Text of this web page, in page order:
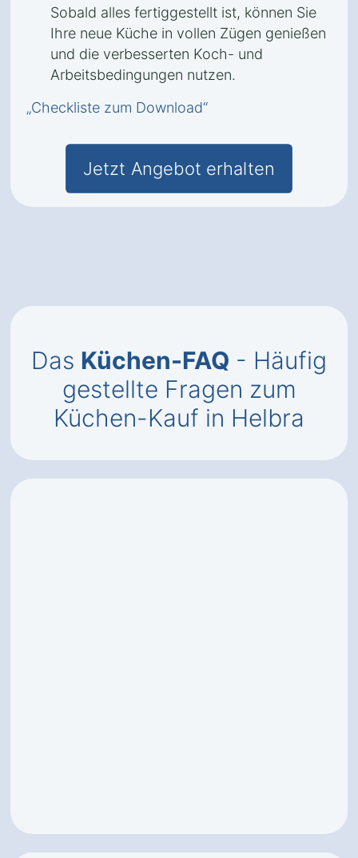
Sobald alles fertiggestellt ist, können Sie
Ihre neue Küche in vollen Zügen genießen
und die verbesserten Koch- und
Arbeitsbedingungen nutzen.
„Checkliste zum Download“
Jetzt Angebot erhalten
Das Küchen-FAQ - Häufig
gestellte Fragen zum
Küchen-Kauf in Helbra